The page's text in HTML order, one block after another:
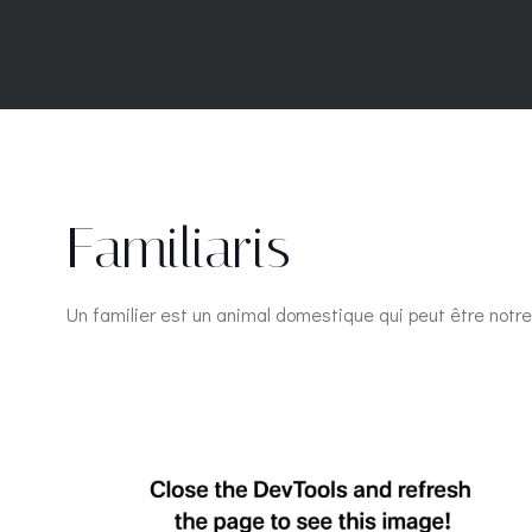
Familiaris
Un familier est un animal domestique qui peut être